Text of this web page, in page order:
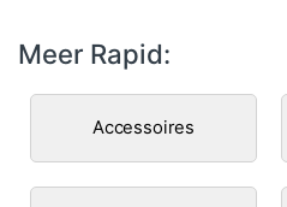
Meer Rapid:
Accessoires